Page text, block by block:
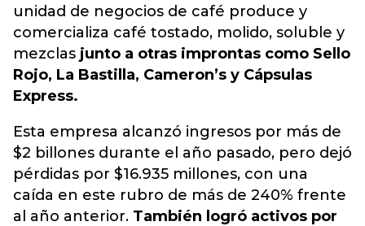
unidad de negocios de café produce y
comercializa café tostado, molido, soluble y
mezclas junto a otras improntas como Sello
Rojo, La Bastilla, Cameron’s y Cápsulas
Express.
Esta empresa alcanzó ingresos por más de
$2 billones durante el año pasado, pero dejó
pérdidas por $16.935 millones, con una
caída en este rubro de más de 240% frente
al año anterior. También logró activos por